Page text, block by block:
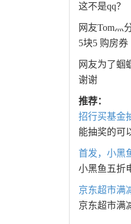
这不是qq？
网友Tom灬
5块5 购房券
网友为了蝈
谢谢
推荐：
招行买基金
能抽奖的可
首发，小黑
小黑鱼五折
京东超市满
京东超市满